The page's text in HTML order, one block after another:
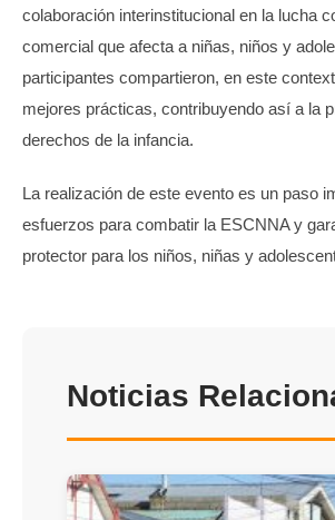
colaboración interinstitucional en la lucha
comercial que afecta a niñas, niños y
participantes compartieron, en este
mejores prácticas, contribuyendo así a la
derechos de la infancia.
La realización de este evento es un paso
esfuerzos para combatir la ESCNNA y
protector para los niños, niñas y
Noticias